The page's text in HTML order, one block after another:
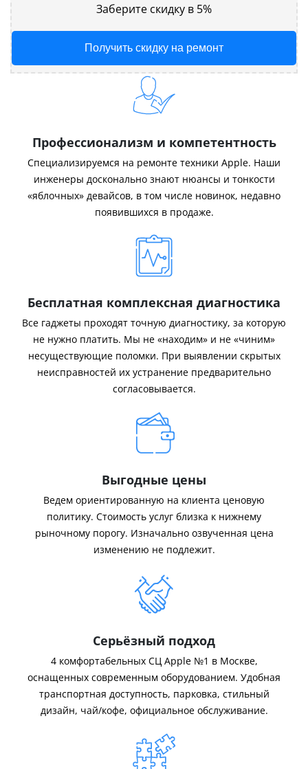
Заберите скидку в 5%
Получить скидку на ремонт
Профессионализм и компетентность
Специализируемся на ремонте техники Apple. Наши
инженеры досконально знают нюансы и тонкости
«яблочных» девайсов, в том числе новинок, недавно
появившихся в продаже.
Бесплатная комплексная диагностика
Все гаджеты проходят точную диагностику, за которую
не нужно платить. Мы не «находим» и не «чиним»
несуществующие поломки. При выявлении скрытых
неисправностей их устранение предварительно
согласовывается.
Выгодные цены
Ведем ориентированную на клиента ценовую
политику. Стоимость услуг близка к нижнему
рыночному порогу. Изначально озвученная цена
изменению не подлежит.
Серьёзный подход
4 комфортабельных СЦ Apple №1 в Москве,
оснащенных современным оборудованием. Удобная
транспортная доступность, парковка, стильный
дизайн, чай/кофе, официальное обслуживание.